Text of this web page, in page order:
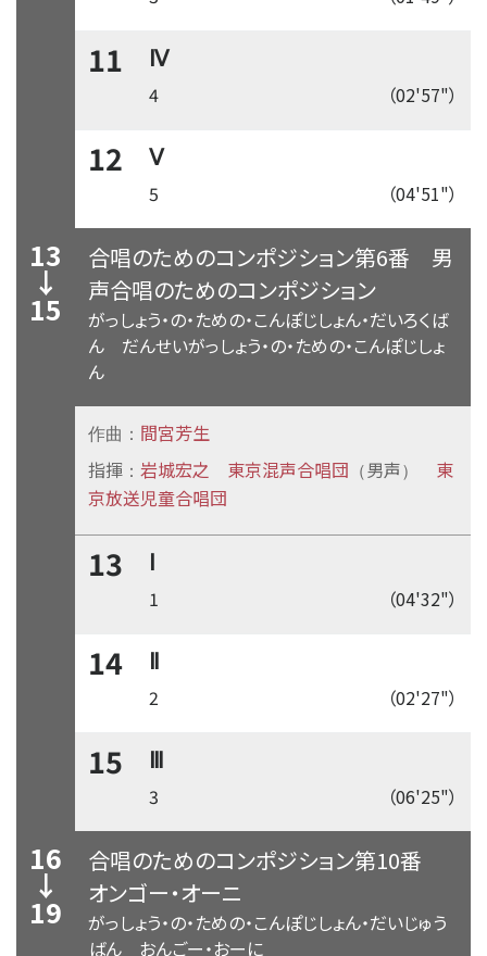
11 Ⅳ
（02'57"）
4
12 Ⅴ
（04'51"）
5
13
↓
15
合唱のためのコンポジション第6番 男
声合唱のためのコンポジション
がっしょう・の・ための・こんぽじしょん・だいろくば
ん だんせいがっしょう・の・ための・こんぽじしょ
ん
作曲： 間宮芳生
指揮 ： 岩城宏之 東京混声合唱団 （男声） 東
京放送児童合唱団
13
（04'32"）
1
14
（02'27"）
2
15
（06'25"）
3
16
↓
19
合唱のためのコンポジション第10番
オンゴー・オーニ
がっしょう・の・ための・こんぽじしょん・だいじゅう
ばん おんごー・おーに